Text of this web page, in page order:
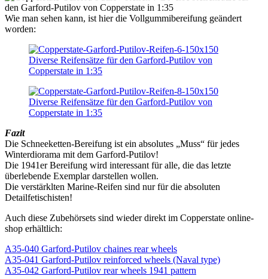
Wie man sehen kann, ist hier die Vollgummibereifung geändert
worden:
Fazit
Die Schneeketten-Bereifung ist ein absolutes „Muss“ für jedes
Winterdiorama mit dem Garford-Putilov!
Die 1941er Bereifung wird interessant für alle, die das letzte
überlebende Exemplar darstellen wollen.
Die verstärklten Marine-Reifen sind nur für die absoluten
Detailfetischisten!
Auch diese Zubehörsets sind wieder direkt im Copperstate online-
shop erhältlich:
A35-040 Garford-Putilov chaines rear wheels
A35-041 Garford-Putilov reinforced wheels (Naval type)
A35-042 Garford-Putilov rear wheels 1941 pattern